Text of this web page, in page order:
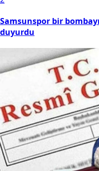
Samsunspor bir
duyurdu